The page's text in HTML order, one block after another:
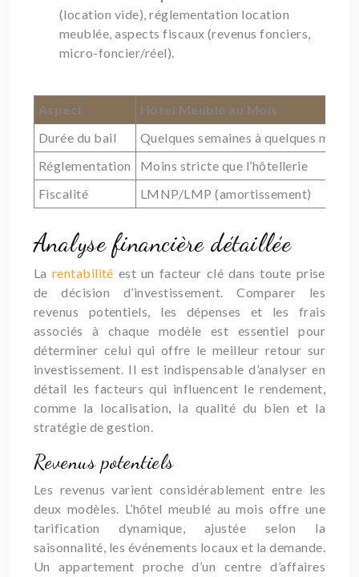
(location vide), réglementation location
meublée, aspects fiscaux (revenus fonciers,
micro-foncier/réel).
Aspect Hôtel Meublé au Mois
Durée du bail
Quelques semaines à quelques mois
Réglementation
Moins stricte que l’hôtellerie
Fiscalité
LMNP/LMP (amortissement)
Analyse financière détaillée
La rentabilité est un facteur clé dans toute prise
de décision d’investissement. Comparer les
revenus potentiels, les dépenses et les frais
associés à chaque modèle est essentiel pour
déterminer celui qui offre le meilleur retour sur
investissement. Il est indispensable d’analyser en
détail les facteurs qui influencent le rendement,
comme la localisation, la qualité du bien et la
stratégie de gestion.
Revenus potentiels
Les revenus varient considérablement entre les
deux modèles. L’hôtel meublé au mois offre une
tarification dynamique, ajustée selon la
saisonnalité, les événements locaux et la demande.
Un appartement proche d’un centre d’affaires